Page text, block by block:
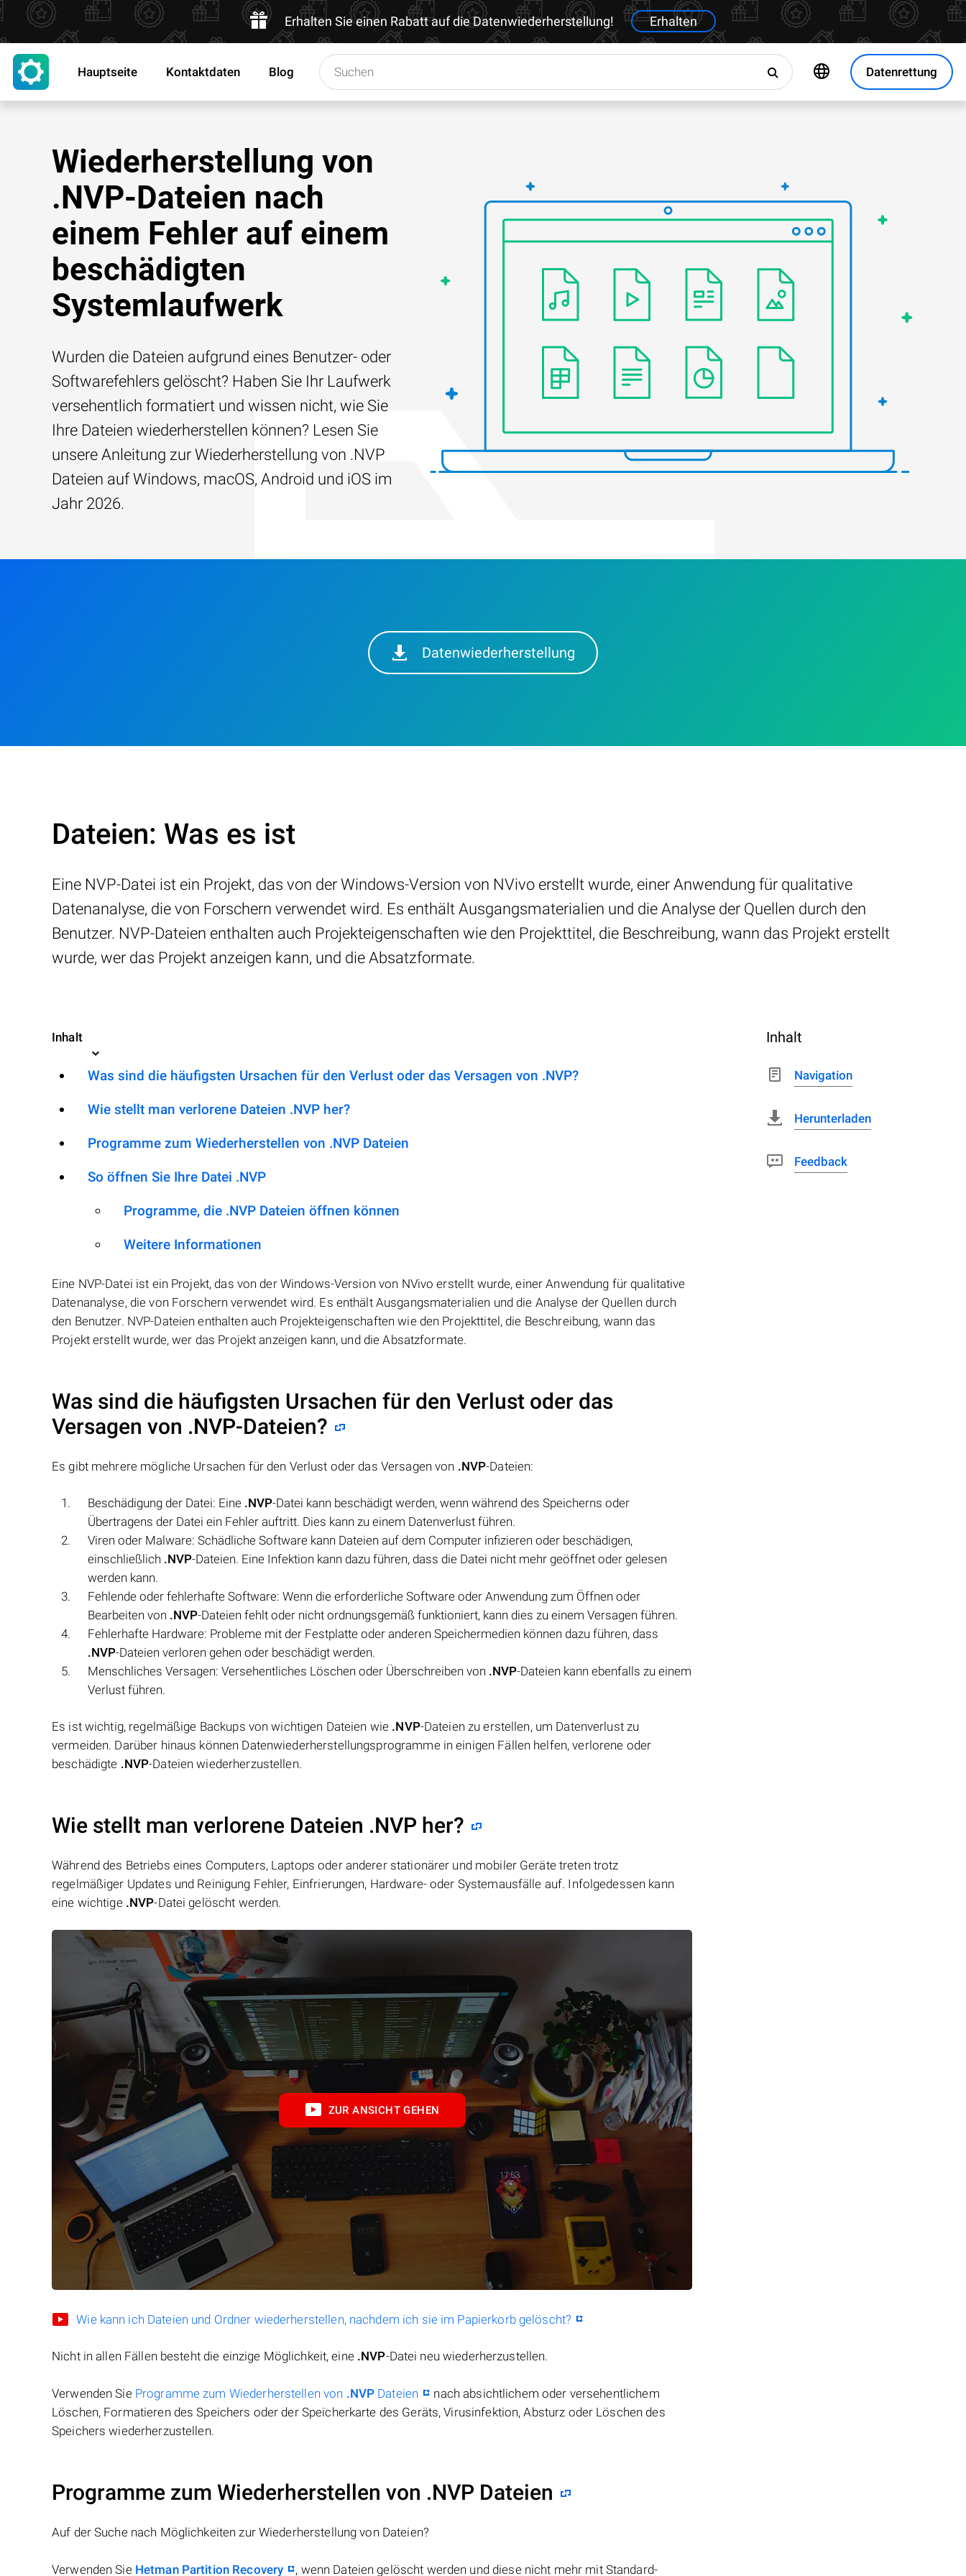
Erhalten Sie einen Rabatt auf die Datenwiederherstellung! Erhalten
Datenrettung
Hauptseite Kontaktdaten Blog
Wiederherstellung von
.NVP-Dateien nach
einem Fehler auf einem
beschädigten
Systemlaufwerk
Wurden die Dateien aufgrund eines Benutzer- oder
Softwarefehlers gelöscht? Haben Sie Ihr Laufwerk
versehentlich formatiert und wissen nicht, wie Sie
Ihre Dateien wiederherstellen können? Lesen Sie
unsere Anleitung zur Wiederherstellung von .NVP
Dateien auf Windows, macOS, Android und iOS im
Jahr 2026.
Datenwiederherstellung
Dateien: Was es ist
Eine NVP-Datei ist ein Projekt, das von der Windows-Version von NVivo erstellt wurde, einer Anwendung für qualitative
Datenanalyse, die von Forschern verwendet wird. Es enthält Ausgangsmaterialien und die Analyse der Quellen durch den
Benutzer. NVP-Dateien enthalten auch Projekteigenschaften wie den Projekttitel, die Beschreibung, wann das Projekt erstellt
wurde, wer das Projekt anzeigen kann, und die Absatzformate.
Inhalt
Was sind die häufigsten Ursachen für den Verlust oder das Versagen von .NVP?
Wie stellt man verlorene Dateien .NVP her?
Programme zum Wiederherstellen von .NVP Dateien
So öffnen Sie Ihre Datei .NVP
Programme, die .NVP Dateien öffnen können
Weitere Informationen
Eine NVP-Datei ist ein Projekt, das von der Windows-Version von NVivo erstellt wurde, einer Anwendung für qualitative
Datenanalyse, die von Forschern verwendet wird. Es enthält Ausgangsmaterialien und die Analyse der Quellen durch
den Benutzer. NVP-Dateien enthalten auch Projekteigenschaften wie den Projekttitel, die Beschreibung, wann das
Projekt erstellt wurde, wer das Projekt anzeigen kann, und die Absatzformate.
Was sind die häufigsten Ursachen für den Verlust oder das
Versagen von .NVP-Dateien?
Es gibt mehrere mögliche Ursachen für den Verlust oder das Versagen von .NVP-Dateien:
Beschädigung der Datei: Eine .NVP-Datei kann beschädigt werden, wenn während des Speicherns oder
Übertragens der Datei ein Fehler auftritt. Dies kann zu einem Datenverlust führen.
Viren oder Malware: Schädliche Software kann Dateien auf dem Computer infizieren oder beschädigen,
einschließlich .NVP-Dateien. Eine Infektion kann dazu führen, dass die Datei nicht mehr geöffnet oder gelesen
werden kann.
Fehlende oder fehlerhafte Software: Wenn die erforderliche Software oder Anwendung zum Öffnen oder
Bearbeiten von .NVP-Dateien fehlt oder nicht ordnungsgemäß funktioniert, kann dies zu einem Versagen führen.
Fehlerhafte Hardware: Probleme mit der Festplatte oder anderen Speichermedien können dazu führen, dass
.NVP-Dateien verloren gehen oder beschädigt werden.
Menschliches Versagen: Versehentliches Löschen oder Überschreiben von .NVP-Dateien kann ebenfalls zu einem
Verlust führen.
Es ist wichtig, regelmäßige Backups von wichtigen Dateien wie .NVP-Dateien zu erstellen, um Datenverlust zu
vermeiden. Darüber hinaus können Datenwiederherstellungsprogramme in einigen Fällen helfen, verlorene oder
beschädigte .NVP-Dateien wiederherzustellen.
Wie stellt man verlorene Dateien .NVP her?
Während des Betriebs eines Computers, Laptops oder anderer stationärer und mobiler Geräte treten trotz
regelmäßiger Updates und Reinigung Fehler, Einfrierungen, Hardware- oder Systemausfälle auf. Infolgedessen kann
eine wichtige .NVP-Datei gelöscht werden.
ZUR ANSICHT GEHEN
Wie kann ich Dateien und Ordner wiederherstellen, nachdem ich sie im Papierkorb gelöscht?
Nicht in allen Fällen besteht die einzige Möglichkeit, eine .NVP-Datei neu wiederherzustellen.
Verwenden Sie Programme zum Wiederherstellen von .NVP Dateien
nach absichtlichem oder versehentlichem
Löschen, Formatieren des Speichers oder der Speicherkarte des Geräts, Virusinfektion, Absturz oder Löschen des
Speichers wiederherzustellen.
Programme zum Wiederherstellen von .NVP Dateien
Auf der Suche nach Möglichkeiten zur Wiederherstellung von Dateien?
Verwenden Sie Hetman Partition Recovery , wenn Dateien gelöscht werden und diese nicht mehr mit Standard-
Inhalt
Navigation
Herunterladen
Feedback